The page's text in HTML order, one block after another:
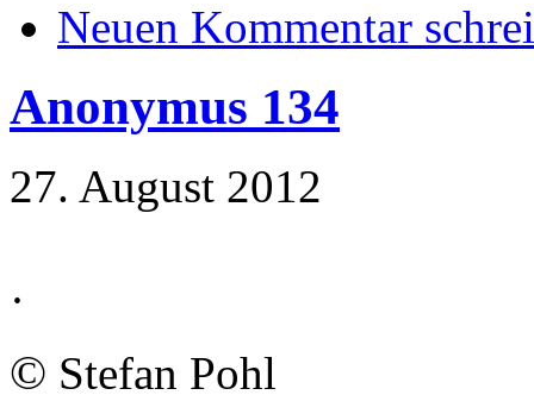
Neuen Kommentar
Anonymus 134
27. August 2012
·
© Stefan Pohl